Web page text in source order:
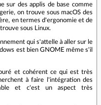
sur des applis de base comme
on trouve sous macOS des
en termes d'ergonomie et de
sous Linux.
qui s'attelle à aller sur le
est bien GNOME même s'il
et cohérent ce qui est très
à faire l'intégration des
et c'est un aspect très